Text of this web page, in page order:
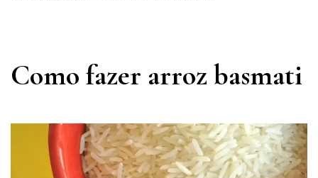
Como fazer arroz basmati